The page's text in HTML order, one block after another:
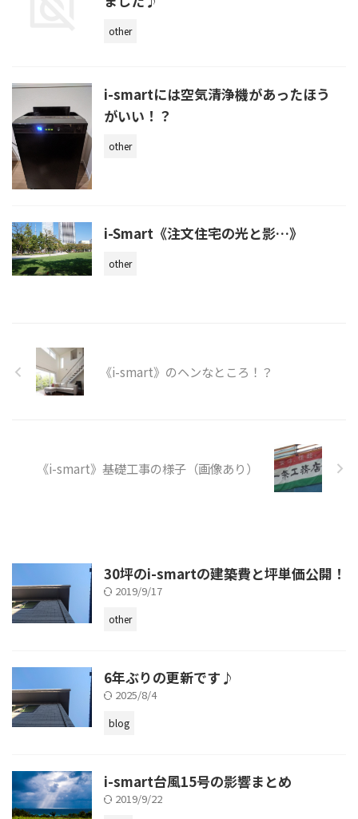
other
i-smartには空気清浄機があったほう
がいい！？
other
i-Smart《注文住宅の光と影…》
other
《i-smart》のヘンなところ！？
《i-smart》基礎工事の様子（画像あり）
30坪のi-smartの建築費と坪単価公開！
2019/9/17
other
6年ぶりの更新です♪
2025/8/4
blog
i-smart台風15号の影響まとめ
2019/9/22